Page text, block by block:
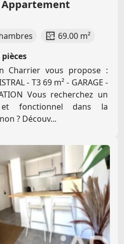
Appartement
69.00 m²
Charrier vous propose :
- T3 69 m² - GARAGE -
Vous recherchez un
et fonctionnel dans la
? Découv...